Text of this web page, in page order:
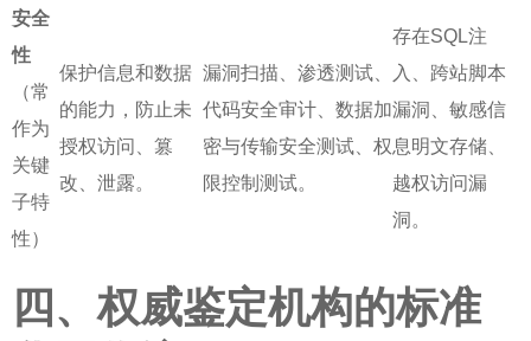
安全
性
（常
作为
关键
子特
性）
保护信息和数据
的能力，防止未
授权访问、篡
改、泄露。
漏洞扫描、渗透测试、
代码安全审计、数据加
密与传输安全测试、权
限控制测试。
存在SQL注
入、跨站脚本
漏洞、敏感信
息明文存储、
越权访问漏
洞。
四、权威鉴定机构的标准